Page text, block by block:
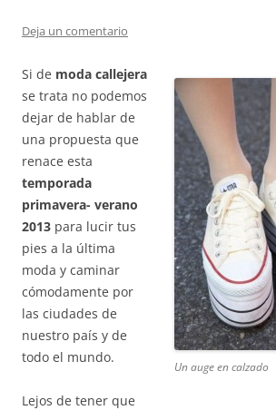
Deja un comentario
Un auge en calzado
Si de moda callejera
se trata no podemos
dejar de hablar de
una propuesta que
renace esta
temporada
primavera- verano
2013 para lucir tus
pies a la última
moda y caminar
cómodamente por
las ciudades de
nuestro país y de
todo el mundo.
Lejos de tener que